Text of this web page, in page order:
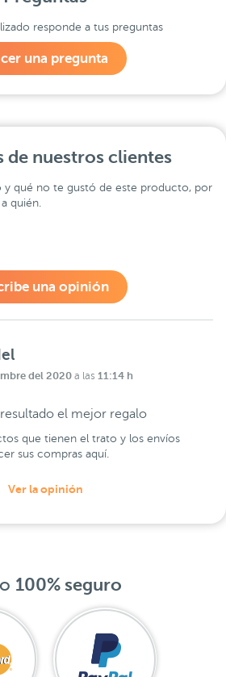
responde a tus preguntas
una pregunta
de nuestros clientes
y qué no te gustó de este producto, por
quién.
una opinión
del 2020 a las 11:14 h
el mejor regalo
que tienen el trato y los envíos
sus compras aquí.
Ver la opinión
100% seguro